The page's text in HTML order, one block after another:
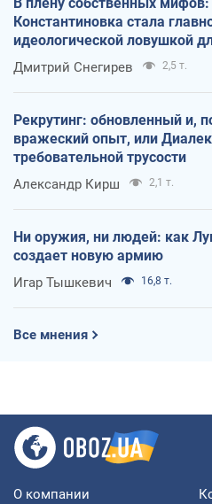
Константиновка стала
идеологической ловушкой
оккупантов
Дмитрий Снегирев 2,5 т.
Рекрутинг: обновленный и,
вражеский опыт, или
требовательной трусости
Александр Кирш 2,1 т.
Ни оружия, ни людей: как
создает новую армию
Игар Тышкевич 16,8 т.
Все мнения
О компании